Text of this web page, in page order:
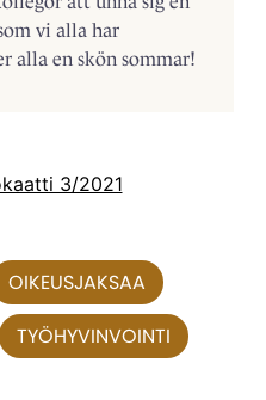
vi alla har
alla en skön sommar!
3/2021
OIKEUSJAKSAA
TYÖHYVINVOINTI